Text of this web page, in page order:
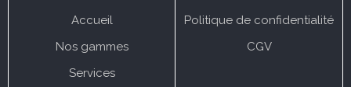
Accueil
Nos gammes
Services
Politique de confidentialité
CGV